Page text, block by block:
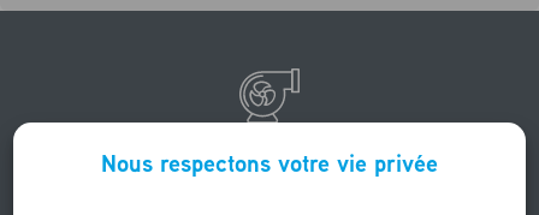
Rechercher une pompe à eau par marque
Nous respectons votre vie privée